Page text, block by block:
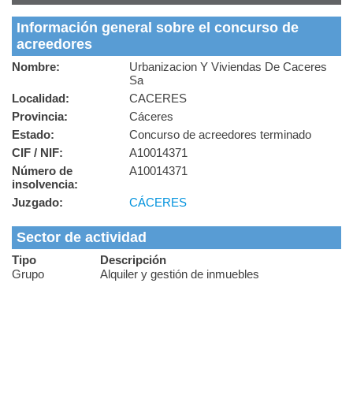
Información general sobre el concurso de
acreedores
Nombre:
Urbanizacion Y Viviendas De Caceres
Sa
Localidad:
CACERES
Provincia:
Cáceres
Estado:
Concurso de acreedores terminado
CIF / NIF:
A10014371
Número de
insolvencia:
A10014371
Juzgado: CÁCERES
Sector de actividad
Tipo
Descripción
Grupo
Alquiler y gestión de inmuebles